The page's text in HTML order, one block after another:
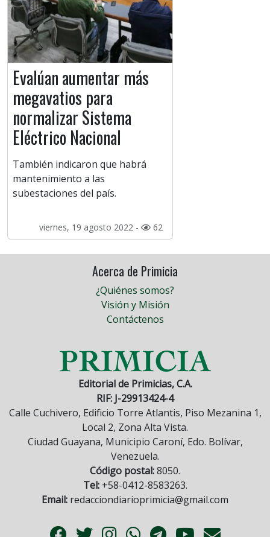
Evalúan aumentar más
megavatios para
normalizar Sistema
Eléctrico Nacional
También indicaron que habrá
mantenimiento a las
subestaciones del país.
viernes, 19 agosto 2022 - 62
Acerca de Primicia
¿Quiénes somos?
Visión y Misión
Contáctenos
Editorial de Primicias, C.A.
RIF: J-29913424-4
Calle Cuchivero, Edificio Torre Atlantis, Piso Mezanina 1,
Local 2, Zona Alta Vista.
Ciudad Guayana, Municipio Caroní, Edo. Bolívar,
Venezuela.
Código postal:8050.
Tel:+58-0412-8583263.
Email: redacciondiarioprimicia@gmail.com